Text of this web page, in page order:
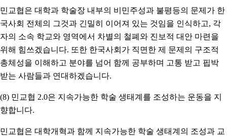
민교협은 대학과 학술장 내부의 비민주성과 불평등의 문제가 한
국사회 전체의 그것과 긴밀히 이어져 있는 것임을 인식하고, 각
자의 소속 학교와 영역에서 차별의 철폐와 진보적 대안 마련을
위해 힘쓰겠습니다. 또한 한국사회가 직면한 제 문제의 구조적
총체성을 이해하고 분야를 넘어 함께 공부하며 고통 받고 핍박
받는 사람들과 연대하겠습니다.
(8) 민교협 2.0은 지속가능한 학술 생태계를 조성하는 운동을 지
향합니다.
민교협은 대학개혁과 함께 지속가능한 학술 생태계의 조성과 교